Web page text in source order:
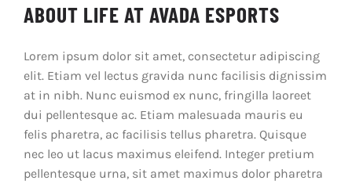
ABOUT LIFE AT AVADA ESPORTS
Lorem ipsum dolor sit amet, consectetur adipiscing
elit. Etiam vel lectus gravida nunc facilisis dignissim
at in nibh. Nunc euismod ex nunc, fringilla laoreet
dui pellentesque ac. Etiam malesuada mauris eu
felis pharetra, ac facilisis tellus pharetra. Quisque
nec leo ut lacus maximus eleifend. Integer pretium
pellentesque urna, sit amet maximus dolor pharetra